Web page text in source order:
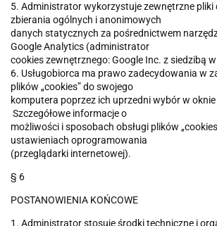
5. Administrator wykorzystuje zewnętrzne pliki
zbierania ogólnych i anonimowych
danych statycznych za pośrednictwem
Google Analytics (administrator
cookies zewnętrznego: Google Inc. z siedzibą w
6. Usługobiorca ma prawo zadecydowania w
plików „cookies” do swojego
komputera poprzez ich uprzedni wybór w
Szczegółowe informacje o
możliwości i sposobach obsługi plików
ustawieniach oprogramowania
(przeglądarki internetowej).
§ 6
POSTANOWIENIA KOŃCOWE
1. Administrator stosuje środki techniczne i